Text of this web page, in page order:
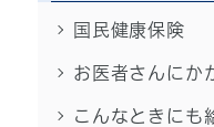
国民健康保険
お医者さんにか
こんなときにも